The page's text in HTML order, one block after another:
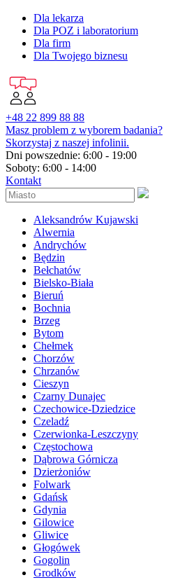
Dla lekarza
Dla POZ i laboratorium
Dla firm
Dla Twojego biznesu
+48 22 899 88 88
Masz problem z wyborem badania?
Skorzystaj z naszej infolinii.
Dni powszednie: 6:00 - 19:00
Soboty: 6:00 - 14:00
Kontakt
Aleksandrów Kujawski
Alwernia
Andrychów
Będzin
Bełchatów
Bielsko-Biała
Bieruń
Bochnia
Brzeg
Bytom
Chełmek
Chorzów
Chrzanów
Cieszyn
Czarny Dunajec
Czechowice-Dziedzice
Czeladź
Czerwionka-Leszczyny
Częstochowa
Dąbrowa Górnicza
Dzierżoniów
Folwark
Gdańsk
Gdynia
Gilowice
Gliwice
Głogówek
Gogolin
Grodków